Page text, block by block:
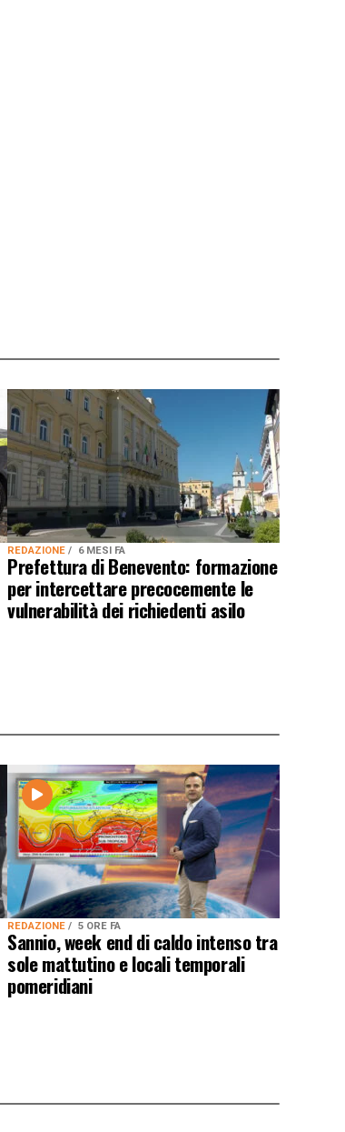
REDAZIONE 6 MESI FA
Prefettura di Benevento: formazione
per intercettare precocemente le
vulnerabilità dei richiedenti asilo
REDAZIONE 5 ORE FA
Sannio, week end di caldo intenso tra
sole mattutino e locali temporali
pomeridiani